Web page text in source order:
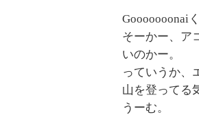
Gooooooonai
そーかー、ア
いのかー。
っていうか、
山を登ってる
うーむ。